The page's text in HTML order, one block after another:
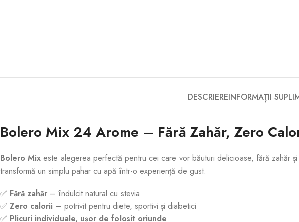
DESCRIEREINFORMAȚII
Bolero Mix 24 Arome – Fără Zahăr, Zero
Bolero Mix este alegerea perfectă pentru cei care vor băuturi delicioase, fără zahăr
transformă un simplu pahar cu apă într-o experiență de gust.
✅ Fără zahăr – îndulcit natural cu stevia
✅ Zero calorii – potrivit pentru diete, sportivi și diabetici
✅ Plicuri individuale, ușor de folosit oriunde